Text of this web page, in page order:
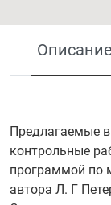
Описание
Предлагаемые
контрольные
программой по
автора Л. Г